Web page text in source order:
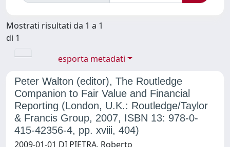
Mostrati risultati da 1 a 1
di 1
esporta metadati
Peter Walton (editor), The Routledge
Companion to Fair Value and Financial
Reporting (London, U.K.: Routledge/Taylor
& Francis Group, 2007, ISBN 13: 978-0-
415-42356-4, pp. xviii, 404)
2009-01-01 DI PIETRA, Roberto